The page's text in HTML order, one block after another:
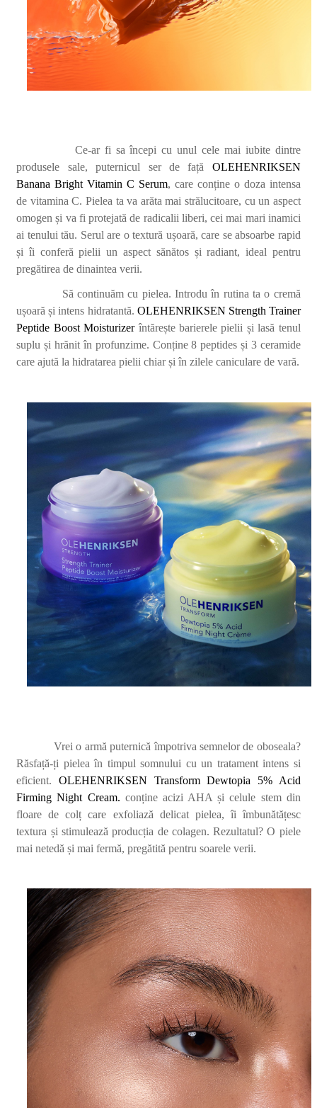
Ce-ar fi sa începi cu unul cele mai iubite dintre
produsele sale, puternicul ser de față OLEHENRIKSEN
Banana Bright Vitamin C Serum, care conține o doza intensa
de vitamina C. Pielea ta va arăta mai strălucitoare, cu un aspect
omogen și va fi protejată de radicalii liberi, cei mai mari inamici
ai tenului tău. Serul are o textură ușoară, care se absoarbe rapid
și îi conferă pielii un aspect sănătos și radiant, ideal pentru
pregătirea de dinaintea verii.
Să continuăm cu pielea. Introdu în rutina ta o cremă
ușoară și intens hidratantă. OLEHENRIKSEN Strength Trainer
Peptide Boost Moisturizerîntărește barierele pielii și lasă tenul
suplu și hrănit în profunzime. Conține8 peptidesși 3 ceramide
care ajută la hidratarea pielii chiar și în zilele caniculare de vară.
Vrei o armă puternică împotriva semnelor de oboseala?
Răsfață-ți pielea în timpul somnului cu un tratament intens si
eficient. OLEHENRIKSEN Transform Dewtopia 5% Acid
Firming Night Cream. conține acizi AHAși celule stem din
floare de colț care exfoliază delicat pielea, îi îmbunătățesc
textura și stimulează producția de colagen. Rezultatul? O piele
mai netedă și mai fermă, pregătită pentru soarele verii.